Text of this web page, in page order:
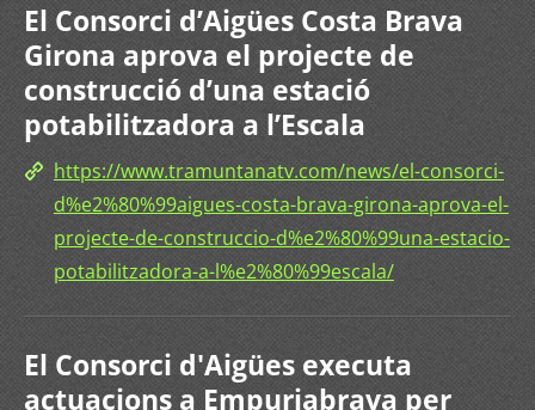
El Consorci d’Aigües Costa Brava
Girona aprova el projecte de
construcció d’una estació
potabilitzadora a l’Escala
https://www.tramuntanatv.com/news/el-consorci-
d%e2%80%99aigues-costa-brava-girona-aprova-el-
projecte-de-construccio-d%e2%80%99una-estacio-
potabilitzadora-a-l%e2%80%99escala/
El Consorci d'Aigües executa
actuacions a Empuriabrava per